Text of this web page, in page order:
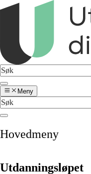
Meny
Hovedmeny
Utdanningsløpet